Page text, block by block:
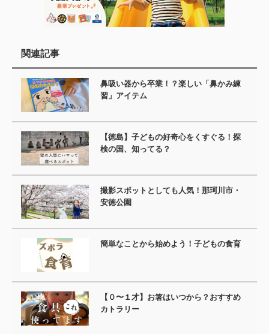
関連記事
鼻吸い器から卒業！？楽しい「鼻かみ練
習」アイテム
【徳島】子どもの好奇心をくすぐる！探
検の国、知ってる？
撮影スポットとしても人気！那珂川市・
安徳公園
簡単なことから始めよう！子どもの食育
【０〜１才】お箸はいつから？おすすめ
カトラリー